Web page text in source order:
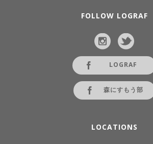
FOLLOW LOGRAF
LOGRAF
森にすもう部
LOCATIONS